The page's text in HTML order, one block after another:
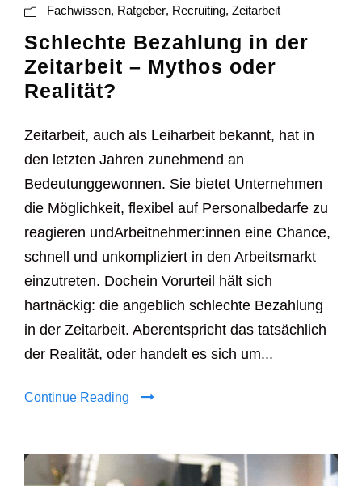
Fachwissen, Ratgeber, Recruiting, Zeitarbeit
Schlechte Bezahlung in der
Zeitarbeit – Mythos oder
Realität?
Zeitarbeit, auch als Leiharbeit bekannt, hat in
den letzten Jahren zunehmend an
Bedeutunggewonnen. Sie bietet Unternehmen
die Möglichkeit, flexibel auf Personalbedarfe zu
reagieren undArbeitnehmer:innen eine Chance,
schnell und unkompliziert in den Arbeitsmarkt
einzutreten. Dochein Vorurteil hält sich
hartnäckig: die angeblich schlechte Bezahlung
in der Zeitarbeit. Aberentspricht das tatsächlich
der Realität, oder handelt es sich um...
Continue Reading